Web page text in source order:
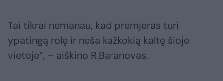
Tai tikrai nemanau, kad premjeras turi
ypatingą rolę ir neša kažkokią kaltę šioje
vietoje“, – aiškino R.Baranovas.